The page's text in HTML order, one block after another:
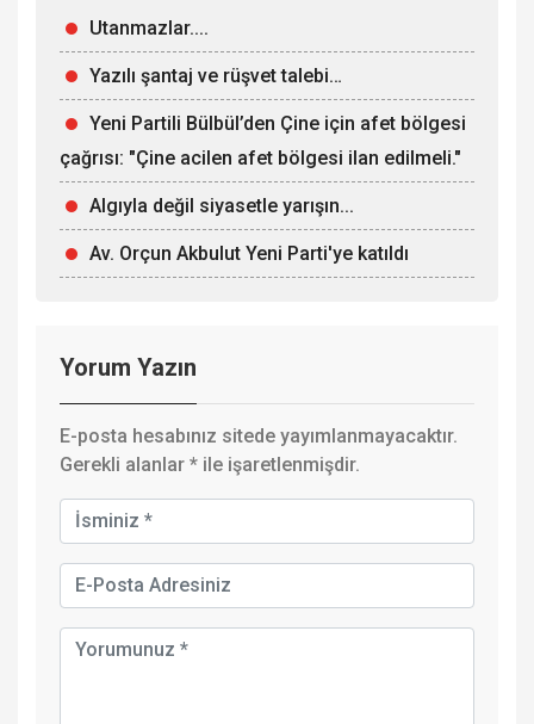
Utanmazlar....
Yazılı şantaj ve rüşvet talebi…
Yeni Partili Bülbül’den Çine için afet bölgesi
çağrısı: "Çine acilen afet bölgesi ilan edilmeli."
Algıyla değil siyasetle yarışın...
Av. Orçun Akbulut Yeni Parti'ye katıldı
Yorum Yazın
E-posta hesabınız sitede yayımlanmayacaktır.
Gerekli alanlar * ile işaretlenmişdir.